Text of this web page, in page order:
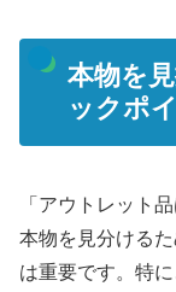
本物を
ックポ
「アウトレット
本物を見分ける
は重要です。特